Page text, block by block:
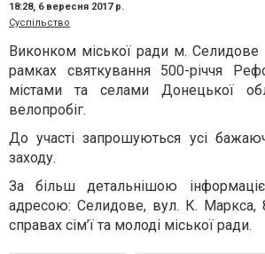
18:28, 6 вересня 2017 р.
Суспільство
Виконком міської ради м.
рамках святкування 500-річчя
містами та селами Донецької
велопробіг.
До участі запрошуються усі
заходу.
За більш детальнішою
адресою: Селидове, вул. К. Маркса,
справах сім’ї та молоді міської ради.